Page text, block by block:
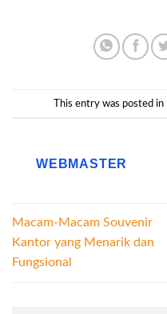
This entry was posted in
WEBMASTER
Macam-Macam Souvenir
Kantor yang Menarik dan
Fungsional